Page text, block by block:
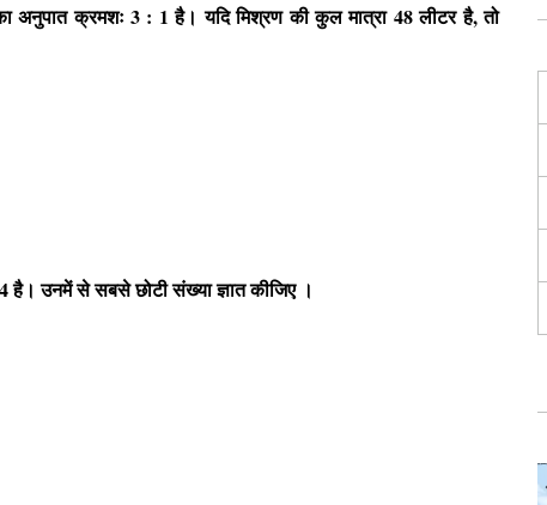
अनुपात क्रमशः 3 : 1 है। यदि मिश्रण की कुल मात्रा 48लीटर है,तो
है। उनमें से सबसे छोटी संख्या ज्ञात कीजिए ।